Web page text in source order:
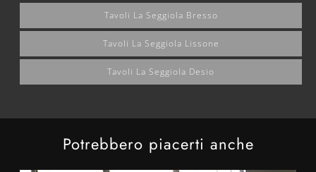
Tavoli La Seggiola Bresso
Tavoli La Seggiola Lissone
Tavoli La Seggiola Desio
Potrebbero piacerti anche